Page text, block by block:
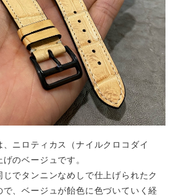
ニロティカス（ナイルクロコダイ
のベージュです。
でタンニンなめしで仕上げられたク
で、ベージュが飴色に色づいていく経